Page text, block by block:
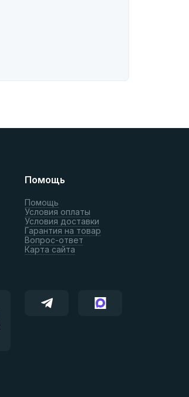
Помощь
Помощь
Условия оплаты
Условия доставки
Гарантия на товар
Вопрос-ответ
Карта сайта